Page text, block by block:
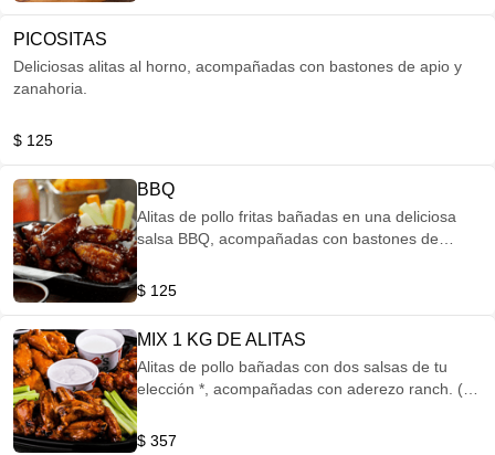
PICOSITAS
Deliciosas alitas al horno, acompañadas con bastones de apio y
zanahoria.
$ 125
BBQ
Alitas de pollo fritas bañadas en una deliciosa
salsa BBQ, acompañadas con bastones de
$ 125
MIX 1 KG DE ALITAS
Alitas de pollo bañadas con dos salsas de tu
elección *, acompañadas con aderezo ranch. (
habanero. * Tamarindo chipotle. * Spicy hot. *
$ 357